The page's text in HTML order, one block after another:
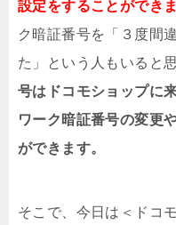
設定をすることができ
ク暗証番号を「３度間
た」という人もいると
号はドコモショップに
ワーク暗証番号の変更
ができます。
そこで、今日は＜ドコ